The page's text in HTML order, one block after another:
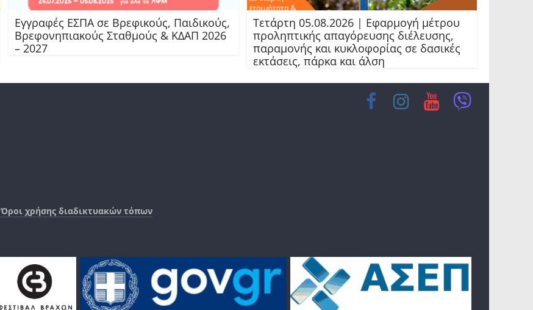
Εγγραφές ΕΣΠΑ σε Βρεφικούς, Παιδικούς,
Βρεφονηπιακούς Σταθμούς & ΚΔΑΠ 2026
– 2027
Τετάρτη 05.08.2026 | Εφαρμογή μέτρου
προληπτικής απαγόρευσης διέλευσης,
παραμονής και κυκλοφορίας σε δασικές
εκτάσεις, πάρκα και άλση
Όροι χρήσης διαδικτυακών τόπων